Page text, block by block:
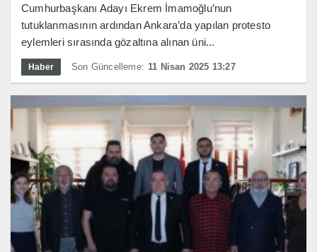
Cumhurbaşkanı Adayı Ekrem İmamoğlu’nun
tutuklanmasının ardından Ankara’da yapılan protesto
eylemleri sırasında gözaltına alınan üni...
Haber Son Güncelleme: 11 Nisan 2025 13:27